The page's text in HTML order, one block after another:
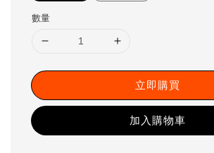
數量
立即購買
加入購物車